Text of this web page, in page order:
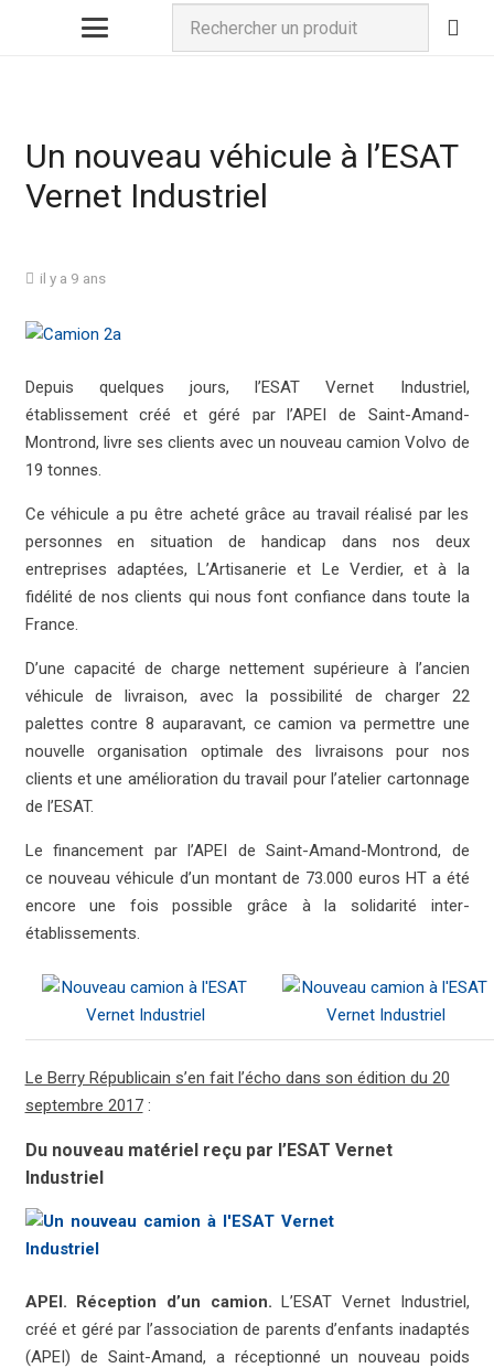
Un nouveau véhicule à l’ESAT
Vernet Industriel
il y a 9 ans
Depuis quelques jours, l’ESAT Vernet Industriel,
établissement créé et géré par l’APEI de Saint-Amand-
Montrond, livre ses clients avec un nouveau camion Volvo de
19 tonnes.
Ce véhicule a pu être acheté grâce au travail réalisé par les
personnes en situation de handicap dans nos deux
entreprises adaptées, L’Artisanerie et Le Verdier, et à la
fidélité de nos clients qui nous font confiance dans toute la
France.
D’une capacité de charge nettement supérieure à l’ancien
véhicule de livraison, avec la possibilité de charger 22
palettes contre 8 auparavant, ce camion va permettre une
nouvelle organisation optimale des livraisons pour nos
clients et une amélioration du travail pour l’atelier cartonnage
de l’ESAT.
Le financement par l’APEI de Saint-Amand-Montrond, de
ce nouveau véhicule d’un montant de 73.000 euros HT a été
encore une fois possible grâce à la solidarité inter-
établissements.
Le Berry Républicain s’en fait l’écho dans son édition du 20
septembre 2017:
Du nouveau matériel reçu par l’ESAT Vernet
Industriel
APEI. Réception d’un camion.L’ESAT Vernet Industriel,
créé et géré par l’association de parents d’enfants inadaptés
(APEI) de Saint-Amand, a réceptionné un nouveau poids